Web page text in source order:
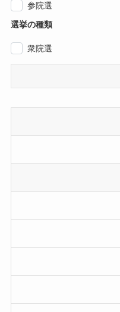
参院選
選挙の種類
衆院選